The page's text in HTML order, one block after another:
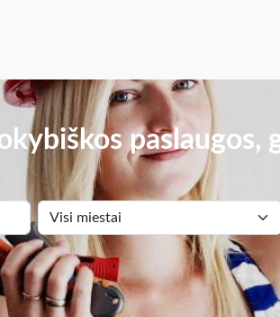
paslaugos,